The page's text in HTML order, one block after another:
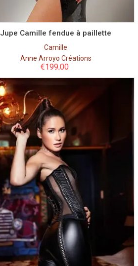
Jupe Camille fendue à paillette
Camille
Anne Arroyo Créations
€199,00
Couleur
Taille
S M